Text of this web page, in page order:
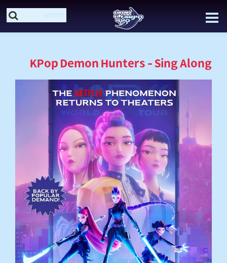
KPop Demon Hunters - Sing Along